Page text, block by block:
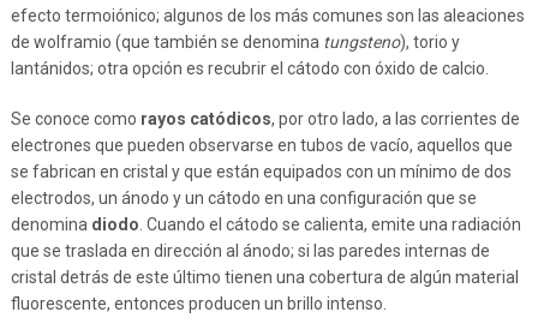
efecto termoiónico; algunos de los más comunes son las aleaciones
de wolframio (que también se denomina tungsteno), torio y
lantánidos; otra opción es recubrir el cátodo con óxido de calcio.
Se conoce como rayos catódicos, por otro lado, a las corrientes de
electrones que pueden observarse en tubos de vacío, aquellos que
se fabrican en cristal y que están equipados con un mínimo de dos
electrodos, un ánodo y un cátodo en una configuración que se
denomina diodo . Cuando el cátodo se calienta, emite una radiación
que se traslada en dirección al ánodo; si las paredes internas de
cristal detrás de este último tienen una cobertura de algún material
fluorescente, entonces producen un brillo intenso.